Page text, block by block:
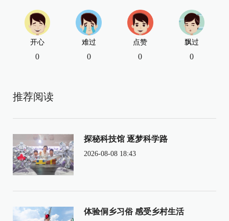
开心
0
难过
0
点赞
0
飘过
0
推荐阅读
探秘科技馆 逐梦科学路
2026-08-08 18:43
体验侗乡习俗 感受乡村生活